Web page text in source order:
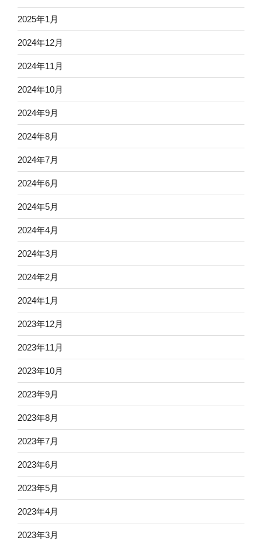
2025年1月
2024年12月
2024年11月
2024年10月
2024年9月
2024年8月
2024年7月
2024年6月
2024年5月
2024年4月
2024年3月
2024年2月
2024年1月
2023年12月
2023年11月
2023年10月
2023年9月
2023年8月
2023年7月
2023年6月
2023年5月
2023年4月
2023年3月